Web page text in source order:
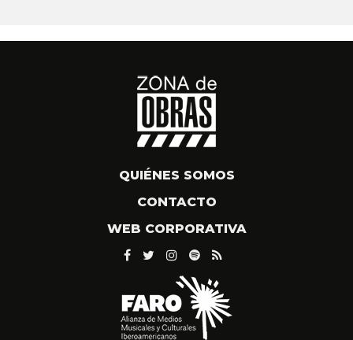
QUIÉNES SOMOS
CONTACTO
WEB CORPORATIVA